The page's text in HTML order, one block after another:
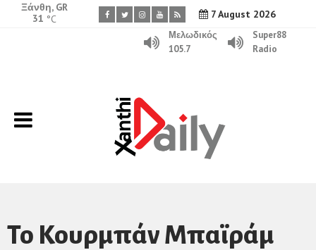
7 August 2026
Ξάνθη, GR
31 °C
Μελωδικός
105.7
Super88
Radio
Το Κουρμπάν Μπαϊράμ